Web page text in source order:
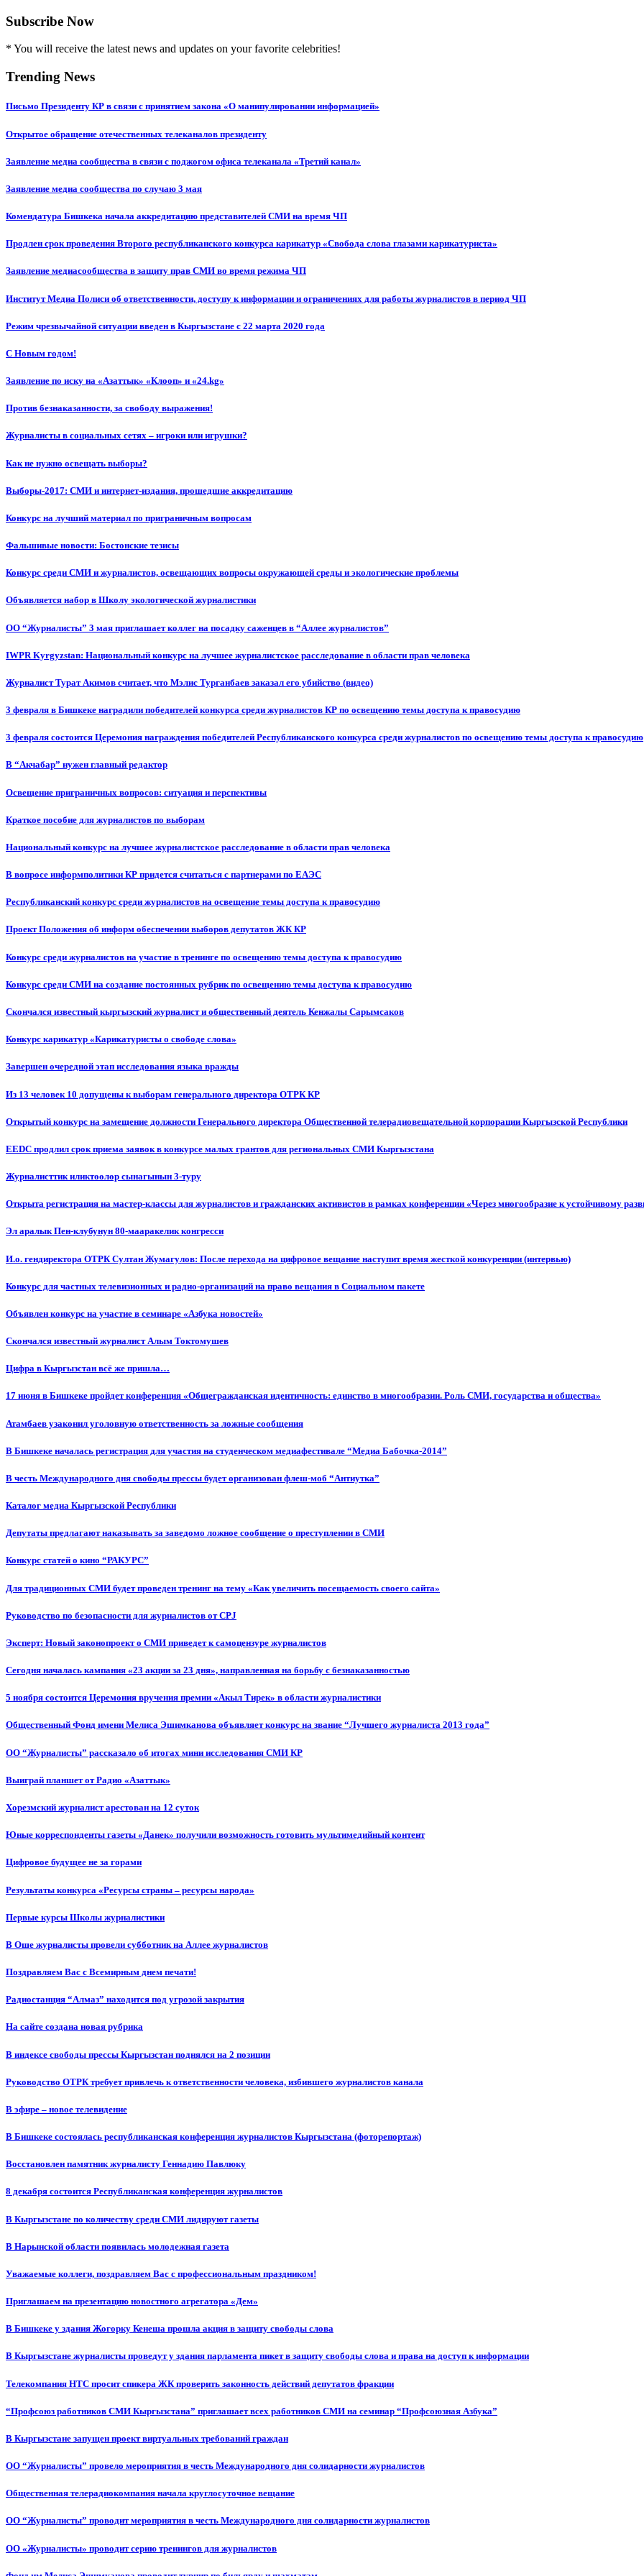
Subscribe Now
* You will receive the latest news and updates on your favorite celebrities!
Trending News
Письмо Президенту КР в связи с принятием закона «О манипулировании информацией»
Открытое обращение отечественных телеканалов президенту
Заявление медиа сообщества в связи с поджогом офиса телеканала «Третий канал»
Заявление медиа сообщества по случаю 3 мая
Комендатура Бишкека начала аккредитацию представителей СМИ на время ЧП
Продлен срок проведения Второго республиканского конкурса карикатур «Свобода слова глазами карикатуриста»
Заявление медиасообщества в защиту прав СМИ во время режима ЧП
Институт Медиа Полиси об ответственности, доступу к информации и ограничениях для работы журналистов в период ЧП
Режим чрезвычайной ситуации введен в Кыргызстане с 22 марта 2020 года
С Новым годом!
Заявление по иску на «Азаттык» «Клооп» и «24.kg»
Против безнаказанности, за свободу выражения!
Журналисты в социальных сетях – игроки или игрушки?
Как не нужно освещать выборы?
Выборы-2017: СМИ и интернет-издания, прошедшие аккредитацию
Конкурс на лучший материал по приграничным вопросам
Фальшивые новости: Бостонские тезисы
Конкурс среди СМИ и журналистов, освещающих вопросы окружающей среды и экологические проблемы
Объявляется набор в Школу экологической журналистики
ОО “Журналисты” 3 мая приглашает коллег на посадку саженцев в “Аллее журналистов”
IWPR Kyrgyzstan: Национальный конкурс на лучшее журналистское расследование в области прав человека
Журналист Турат Акимов считает, что Мэлис Турганбаев заказал его убийство (видео)
3 февраля в Бишкеке наградили победителей конкурса среди журналистов КР по освещению темы доступа к правосудию
3 февраля состоится Церемония награждения победителей Республиканского конкурса среди журналистов по освещению темы доступа к правосудию
В “Акчабар” нужен главный редактор
Освещение приграничных вопросов: ситуация и перспективы
Краткое пособие для журналистов по выборам
Национальный конкурс на лучшее журналистское расследование в области прав человека
В вопросе информполитики КР придется считаться с партнерами по ЕАЭС
Республиканский конкурс среди журналистов на освещение темы доступа к правосудию
Проект Положения об информ обеспечении выборов депутатов ЖК КР
Конкурс среди журналистов на участие в тренинге по освещению темы доступа к правосудию
Конкурс среди СМИ на создание постоянных рубрик по освещению темы доступа к правосудию
Скончался известный кыргызский журналист и общественный деятель Кенжалы Сарымсаков
Конкурс карикатур «Карикатуристы о свободе слова»
Завершен очередной этап исследования языка вражды
Из 13 человек 10 допущены к выборам генерального директора ОТРК КР
Открытый конкурс на замещение должности Генерального директора Общественной телерадиовещательной корпорации Кыргызской Республики
EEDC продлил срок приема заявок в конкурсе малых грантов для региональных СМИ Кыргызстана
Журналисттик иликтөөлөр сынагынын 3-туру
Открыта регистрация на мастер-классы для журналистов и гражданских активистов в рамках конференции «Через многообразие к устойчивому
Эл аралык Пен-клубунун 80-мааракелик конгресси
И.о. гендиректора ОТРК Султан Жумагулов: После перехода на цифровое вещание наступит время жесткой конкуренции (интервью)
Конкурс для частных телевизионных и радио-организаций на право вещания в Социальном пакете
Объявлен конкурс на участие в семинаре «Азбука новостей»
Cкончался известный журналист Алым Токтомушев
Цифра в Кыргызстан всё же пришла…
17 июня в Бишкеке пройдет конференция «Общегражданская идентичность: единство в многообразии. Роль СМИ, государства и общества»
Атамбаев узаконил уголовную ответственность за ложные сообщения
В Бишкеке началась регистрация для участия на студенческом медиафестивале “Медиа Бабочка-2014”
В честь Международного дня свободы прессы будет организован флеш-моб “Антиутка”
Каталог медиа Кыргызской Республики
Депутаты предлагают наказывать за заведомо ложное сообщение о преступлении в СМИ
Конкурс статей о кино “РАКУРС”
Для традиционных СМИ будет проведен тренинг на тему «Как увеличить посещаемость своего сайта»
Руководство по безопасности для журналистов от CPJ
Эксперт: Новый законопроект о СМИ приведет к самоцензуре журналистов
Сегодня началась кампания «23 акции за 23 дня», направленная на борьбу с безнаказанностью
5 ноября состоится Церемония вручения премии «Акыл Тирек» в области журналистики
Общественный Фонд имени Мелиса Эшимканова объявляет конкурс на звание “Лучшего журналиста 2013 года”
ОО “Журналисты” рассказало об итогах мини исследования СМИ КР
Выиграй планшет от Радио «Азаттык»
Хорезмский журналист арестован на 12 суток
Юные корреспонденты газеты «Данек» получили возможность готовить мультимедийный контент
Цифровое будущее не за горами
Результаты конкурса «Ресурсы страны – ресурсы народа»
Первые курсы Школы журналистики
В Оше журналисты провели субботник на Аллее журналистов
Поздравляем Вас с Всемирным днем печати!
Радиостанция “Алмаз” находится под угрозой закрытия
На сайте создана новая рубрика
В индексе свободы прессы Кыргызстан поднялся на 2 позиции
Руководство ОТРК требует привлечь к ответственности человека, избившего журналистов канала
В эфире – новое телевидение
В Бишкеке состоялась республиканская конференция журналистов Кыргызстана (фоторепортаж)
Восстановлен памятник журналисту Геннадию Павлюку
8 декабря состоится Республиканская конференция журналистов
В Кыргызстане по количеству среди СМИ лидируют газеты
В Нарынской области появилась молодежная газета
Уважаемые коллеги, поздравляем Вас с профессиональным праздником!
Приглашаем на презентацию новостного агрегатора «Дем»
В Бишкеке у здания Жогорку Кенеша прошла акция в защиту свободы слова
В Кыргызстане журналисты проведут у здания парламента пикет в защиту свободы слова и права на доступ к информации
Телекомпания НТС просит спикера ЖК проверить законность действий депутатов фракции
“Профсоюз работников СМИ Кыргызстана” приглашает всех работников СМИ на семинар “Профсоюзная Азбука”
В Кыргызстане запущен проект виртуальных требований граждан
ОО “Журналисты” провело мероприятия в честь Международного дня солидарности журналистов
Общественная телерадиокомпания начала круглосуточное вещание
ОО “Журналисты” проводит мероприятия в честь Международного дня солидарности журналистов
ОО «Журналисты» проводит серию тренингов для журналистов